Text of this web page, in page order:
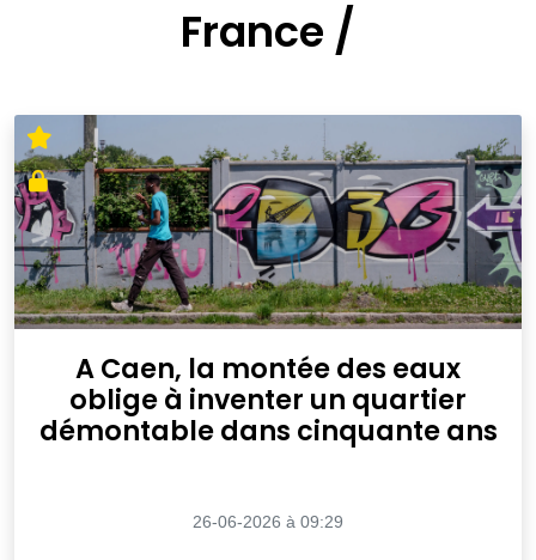
France
A Caen, la montée des eaux
oblige à inventer un quartier
démontable dans cinquante ans
26-06-2026 à 09:29